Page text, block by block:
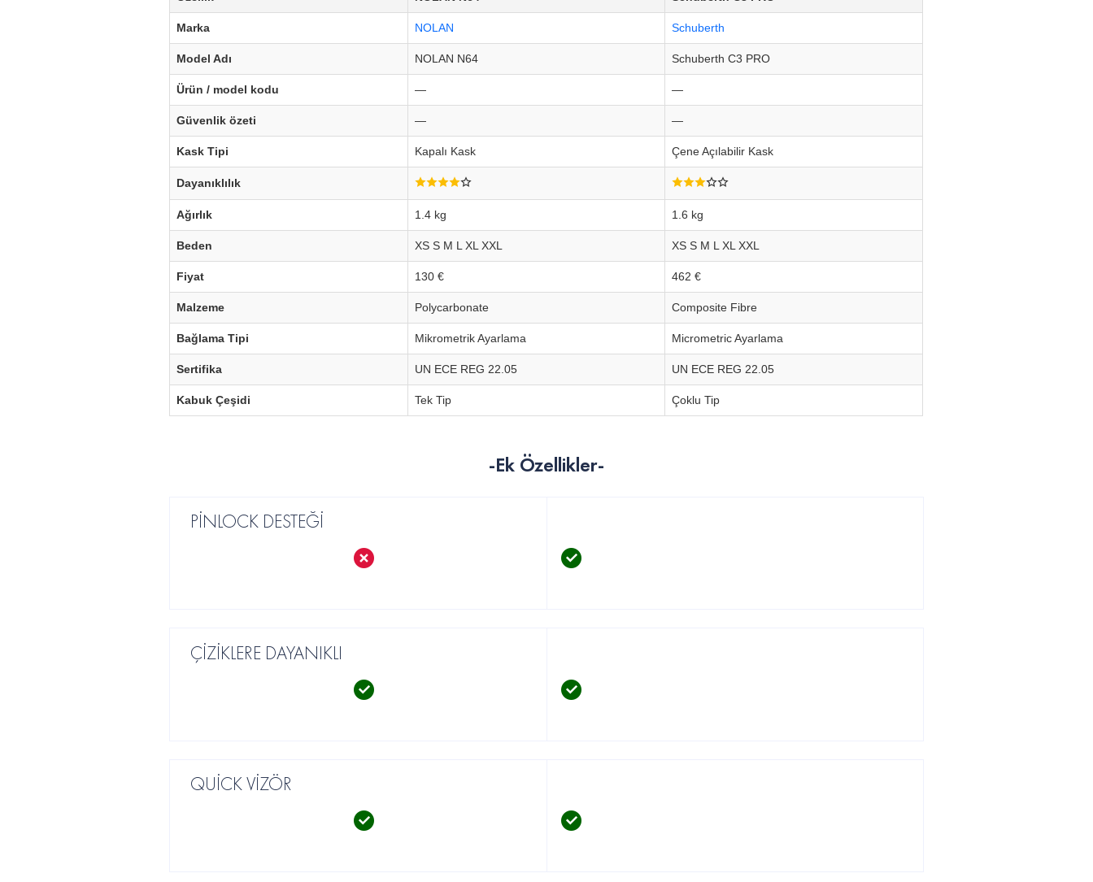
Marka NOLAN Schuberth
Model Adı NOLAN N64 Schuberth C3 PRO
Ürün / model kodu — —
Güvenlik özeti — —
Kask Tipi Kapalı Kask Çene Açılabilir Kask
Dayanıklılık
Ağırlık 1.4 kg 1.6 kg
Beden XS S M L XL XXL XS S M L XL XXL
Fiyat 130 € 462 €
Malzeme Polycarbonate Composite Fibre
Bağlama Tipi Mikrometrik Ayarlama Micrometric Ayarlama
Sertifika UN ECE REG 22.05 UN ECE REG 22.05
Kabuk Çeşidi Tek Tip Çoklu Tip
-Ek Özellikler-
PİNLOCK DESTEĞİ
ÇİZİKLERE DAYANIKLI
QUİCK VİZÖR